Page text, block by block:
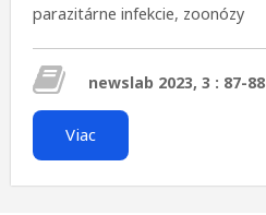
parazitárne infekcie, zoonózy
newslab 2023, 3 : 87-88
Viac